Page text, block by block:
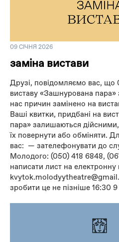
09 СІЧНЯ 2026
заміна вистави
Друзі, повідомляємо вас, що
виставу «Зашнурована пара»
нас причин замінено на
Ваші квитки, придбані на
пара» залишаються
їх повернути або обміняти.
вас: — зателефонувати до
Молодого: (050) 418 6848,
написати лист на електронну
зробити це не пізніше 16:30